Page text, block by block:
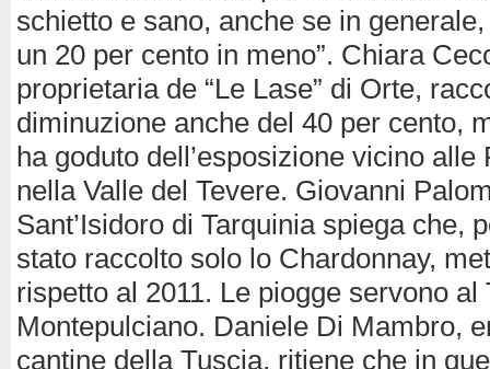
schietto e sano, anche se in
un 20 per cento in meno”. Chiara
proprietaria de “Le Lase” di Orte,
diminuzione anche del 40 per cento,
ha goduto dell’esposizione vicino alle
nella Valle del Tevere. Giovanni
Sant’Isidoro di Tarquinia spiega che,
stato raccolto solo lo Chardonnay,
rispetto al 2011. Le piogge servono al
Montepulciano. Daniele Di Mambro,
cantine della Tuscia, ritiene che in